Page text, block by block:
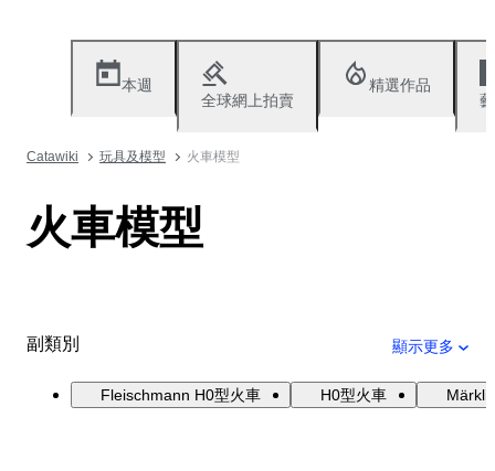
本週
全球網上拍賣
精選作品
Catawiki 玩具及模型 火車模型
火車模型
副類別 顯示更多
Fleischmann H0型火車 H0型火車